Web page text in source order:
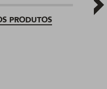
PRODUTOS